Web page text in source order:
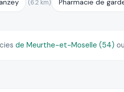
(6.2 km) Pharmacie de
de Meurthe-et-Moselle (54) ou